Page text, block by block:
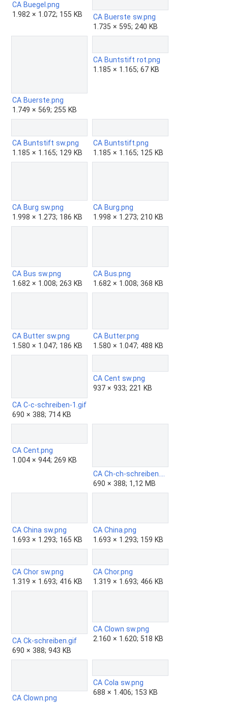
CA Buegel.png
1.982 × 1.072; 155 KB
CA Buerste sw.png
1.735 × 595; 240 KB
CA Buerste.png
1.749 × 569; 255 KB
CA Buntstift rot.png
1.185 × 1.165; 67 KB
CA Buntstift sw.png
1.185 × 1.165; 129 KB
CA Buntstift.png
1.185 × 1.165; 125 KB
CA Burg sw.png
1.998 × 1.273; 186 KB
CA Burg.png
1.998 × 1.273; 210 KB
CA Bus sw.png
1.682 × 1.008; 263 KB
CA Bus.png
1.682 × 1.008; 368 KB
CA Butter sw.png
1.580 × 1.047; 186 KB
CA Butter.png
1.580 × 1.047; 488 KB
CA C-c-schreiben-1.gif
690 × 388; 714 KB
CA Cent sw.png
937 × 933; 221 KB
CA Cent.png
1.004 × 944; 269 KB
690 × 388; 1,12 MB
CA China sw.png
1.693 × 1.293; 165 KB
CA China.png
1.693 × 1.293; 159 KB
CA Chor sw.png
1.319 × 1.693; 416 KB
CA Chor.png
1.319 × 1.693; 466 KB
CA Ck-schreiben.gif
690 × 388; 943 KB
CA Clown sw.png
2.160 × 1.620; 518 KB
CA Clown.png
CA Cola sw.png
688 × 1.406; 153 KB